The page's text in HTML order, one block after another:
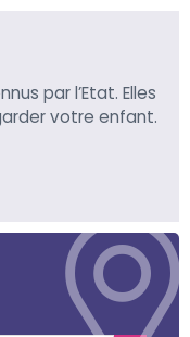
par l’Etat. Elles
votre enfant.